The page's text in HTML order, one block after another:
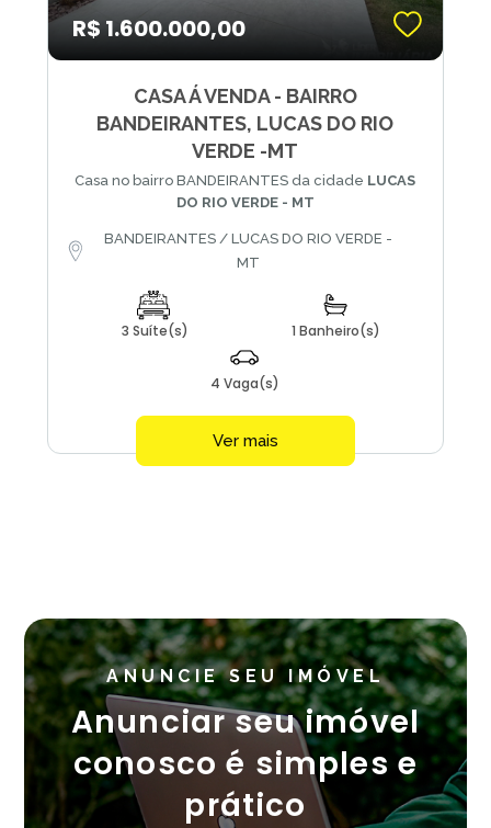
R$ 1.600.000,00
CASA Á VENDA - BAIRRO
BANDEIRANTES, LUCAS DO RIO
VERDE -MT
Casa no bairro BANDEIRANTES da cidade LUCAS
DO RIO VERDE - MT
BANDEIRANTES / LUCAS DO RIO VERDE -
MT
3 Suíte(s) 1 Banheiro(s)
4 Vaga(s)
Ver mais
ANUNCIE SEU IMÓVEL
Anunciar seu imóvel
conosco é simples e
prático